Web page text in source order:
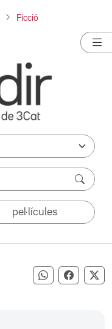
Ficció
pel·lícules
Compartir